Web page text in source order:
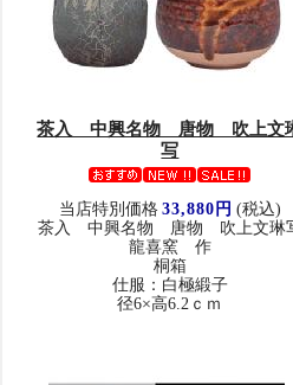
茶入 中興名物 唐物 吹上文
写
当店特別価格 33,880円 (税込)
茶入 中興名物 唐物 吹上文琳
龍喜窯 作
桐箱
仕服：白極緞子
径6×高6.2ｃｍ